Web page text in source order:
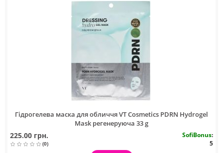
Гідрогелева маска для обличчя VT Cosmetics PDRN Hydrogel
Mask регенеруюча 33 g
225.00 грн.
(0)
SofiBonus:
5